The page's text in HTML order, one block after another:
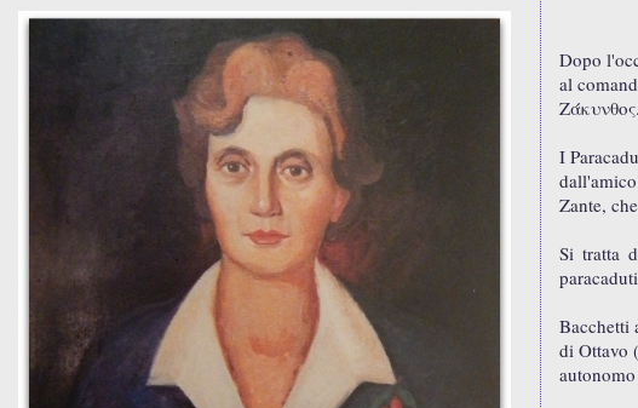
Dopo
al
Ζάκυνθος.
I
Zante,
Si tratta
Bacchetti
di Ottavo